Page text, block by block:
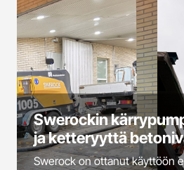
Swerockin
ja ketteryyttä
Swerock on ottanut käyttöön